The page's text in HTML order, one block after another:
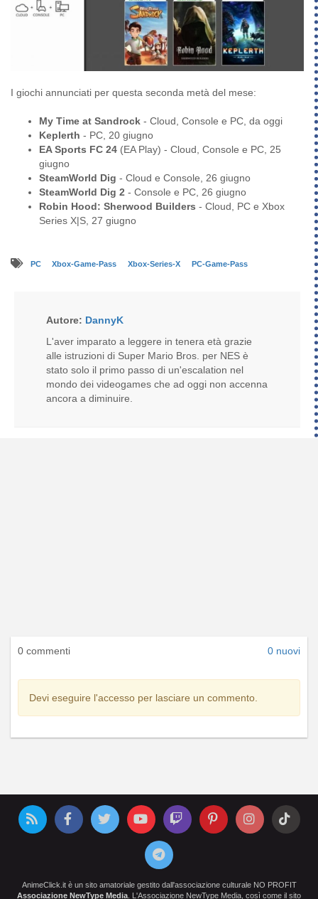
I giochi annunciati per questa seconda metà del mese:
My Time at Sandrock - Cloud, Console e PC, da oggi
Keplerth - PC, 20 giugno
EA Sports FC 24 (EA Play) - Cloud, Console e PC, 25
giugno
SteamWorld Dig - Cloud e Console, 26 giugno
SteamWorld Dig 2 - Console e PC, 26 giugno
Robin Hood: Sherwood Builders - Cloud, PC e Xbox
Series X|S, 27 giugno
PC Xbox-Game-Pass Xbox-Series-X PC-Game-Pass
Autore: DannyK
L'aver imparato a leggere in tenera età grazie
alle istruzioni di Super Mario Bros. per NES è
stato solo il primo passo di un'escalation nel
mondo dei videogames che ad oggi non accenna
ancora a diminuire.
0 commenti 0 nuovi
Devi eseguire l'accesso per lasciare un commento.
AnimeClick.it è un sito amatoriale gestito dall'associazione culturale NO PROFIT
Associazione NewType Media . L'Associazione NewType Media, così come il sito